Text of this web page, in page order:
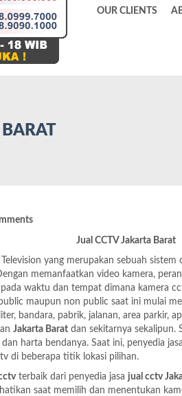
OUR CLIENTS
Jual CCTV Jakarta Barat
yang merupakan sebuah
memanfaatkan video kamera,
waktu dan tempat dimana kamera
maupun non public saat ini mulai
bandara, pabrik, jalanan, area parkir,
Jakarta Barat dan sekitarnya sekalipun.
harta bendanya. Saat ini, penyedia jasa
di beberapa titik lokasi pilihan.
terbaik dari penyedia jasa jual cctv
saat memilih dan menentukan